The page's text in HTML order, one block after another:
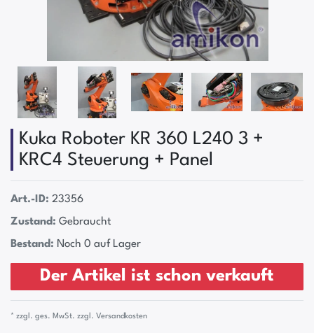
Kuka Roboter KR 360 L240 3 +
KRC4 Steuerung + Panel
Art.-ID: 23356
Zustand: Gebraucht
Bestand: Noch 0 auf Lager
Der Artikel ist schon verkauft
* zzgl. ges. MwSt. zzgl. Versandkosten